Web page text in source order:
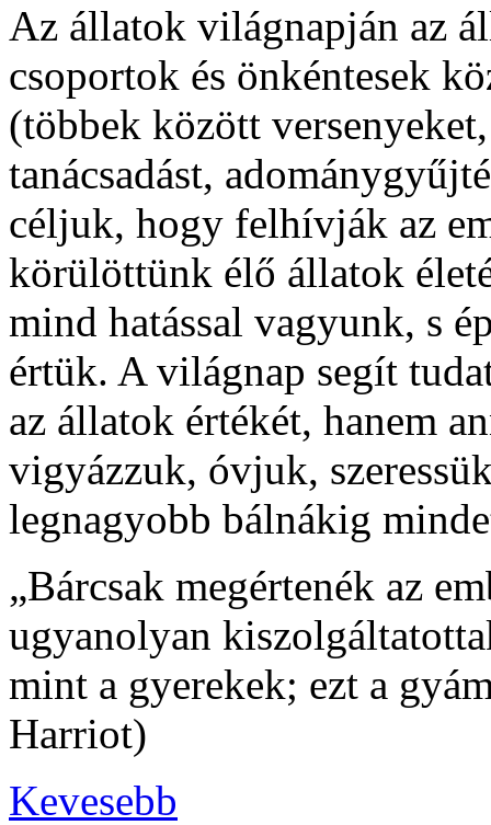
Az állatok világnapján az
csoportok és önkéntesek
(többek között
tanácsadást,
céljuk, hogy felhívják az
körülöttünk élő állatok
mind hatással vagyunk, s
értük. A világnap segít
az állatok értékét, hanem
vigyázzuk, óvjuk,
legnagyobb bálnákig
„Bárcsak megértenék az
ugyanolyan
mint a gyerekek; ezt a
Harriot)
Kevesebb